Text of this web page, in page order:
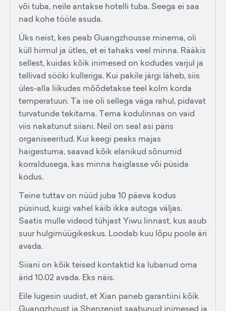
või tuba, neile antakse hotelli tuba. Seega ei saa
nad kohe tööle asuda.
Üks neist, kes peab Guangzhousse minema, oli
küll hirmul ja ütles, et ei tahaks veel minna. Rääkis
sellest, kuidas kõik inimesed on kodudes varjul ja
tellivad sööki kulleriga. Kui pakile järgi läheb, siis
üles-alla liikudes mõõdetakse teel kolm korda
temperatuuri. Ta ise oli sellega väga rahul, pidavat
turvatunde tekitama. Tema kodulinnas on vaid
viis nakatunut siiani. Neil on seal asi päris
organiseeritud. Kui keegi peaks majas
haigestuma, saavad kõik elanikud sõnumid
korraldusega, kas minna haiglasse või püsida
kodus.
Teine tuttav on nüüd juba 10 päeva kodus
püsinud, kuigi vahel käib ikka autoga väljas.
Saatis mulle videod tühjast Yiwu linnast, kus asub
suur hulgimüügikeskus. Loodab kuu lõpu poole äri
avada.
Siiani on kõik teised kontaktid ka lubanud oma
ärid 10.02 avada. Eks näis.
Eile lugesin uudist, et Xian paneb garantiini kõik
Guangzhoust ja Shenzenist saabunud inimesed ja